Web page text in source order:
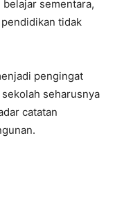
sementara,
tidak
pengingat
seharusnya
catatan